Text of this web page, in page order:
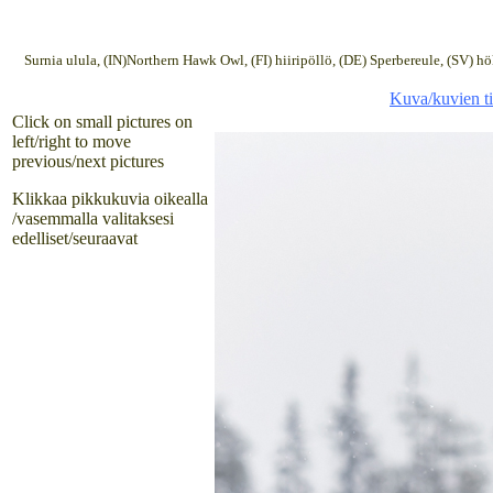
Surnia ulula, (IN)Northern Hawk Owl, (FI) hiiripöllö, (DE) Sperbereule, (SV)
Kuva/kuvien
Click on small pictures on
left/right to move
previous/next pictures
Klikkaa pikkukuvia oikealla
/vasemmalla valitaksesi
edelliset/seuraavat